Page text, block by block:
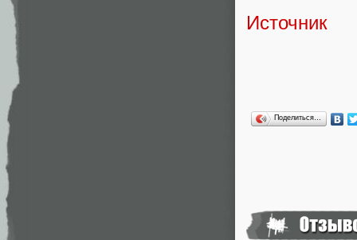
Источник
Поделиться…